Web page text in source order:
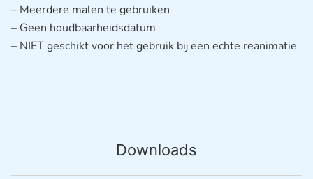
Downloads
– Meerdere malen te gebruiken
– Geen houdbaarheidsdatum
– NIET geschikt voor het gebruik bij een echte reanimatie